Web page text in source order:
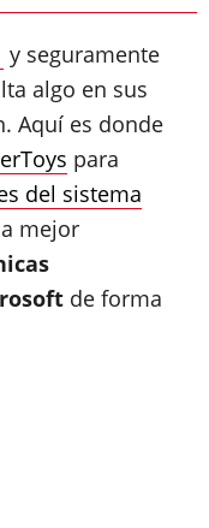
y seguramente
algo en sus
Aquí es donde
para
del sistema
mejor
de forma